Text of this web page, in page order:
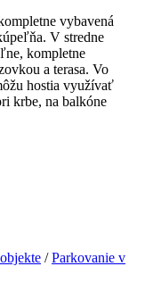
vybavená
V stredne
kompletne
a terasa. Vo
hostia využívať
krbe, na balkóne
/Parkovanie v